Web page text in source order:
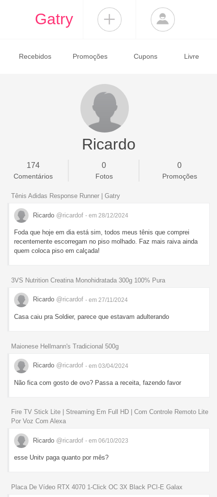
Gatry
Recebidos Promoções Cupons Livre
Ricardo
174
Comentários
0
Fotos
0
Promoções
Tênis Adidas Response Runner | Gatry
Ricardo @ricardof - em 28/12/2024
Foda que hoje em dia está sim, todos meus tênis que comprei
recentemente escorregam no piso molhado. Faz mais raiva ainda
quem coloca piso em calçada!
3VS Nutrition Creatina Monohidratada 300g 100% Pura
Ricardo @ricardof - em 27/11/2024
Casa caiu pra Soldier, parece que estavam adulterando
Maionese Hellmann's Tradicional 500g
Ricardo @ricardof - em 03/04/2024
Não fica com gosto de ovo? Passa a receita, fazendo favor
Fire TV Stick Lite | Streaming Em Full HD | Com Controle Remoto Lite
Por Voz Com Alexa
Ricardo @ricardof - em 06/10/2023
esse Unitv paga quanto por mês?
Placa De Vídeo RTX 4070 1-Click OC 3X Black PCI-E Galax